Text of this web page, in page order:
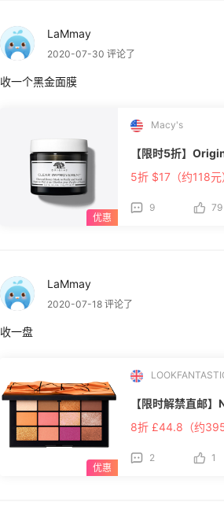
LaMmay
2020-07-30 评论了
收一个黑金面膜
Macy's
【限时5折】
5折 $17（约118元
9 79
LaMmay
2020-07-18 评论了
收一盘
【限时解禁直邮
8折 £44.8（约395
2 1